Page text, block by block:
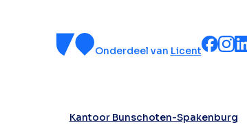
Onderdeel van Licent
Kantoor Bunschoten-Spakenburg